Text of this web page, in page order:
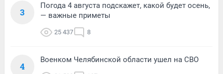
3
Погода 4 августа подскажет, какой будет осень,
— важные приметы
25 437 8
4
Военком Челябинской области ушел на СВО